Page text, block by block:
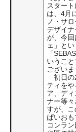
スター
は、4月
ノ・サ
デザイ
が、今
ェ」とい
「
いうこ
ございま
初日の
ティを
ア、デ
ナー等
すが、
ぱいおも
コンラ